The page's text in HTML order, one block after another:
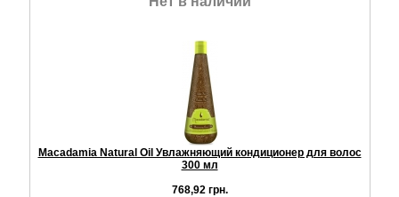
Macadamia Natural Oil Увлажняющий кондиционер для волос
300 мл
768,92 грн.